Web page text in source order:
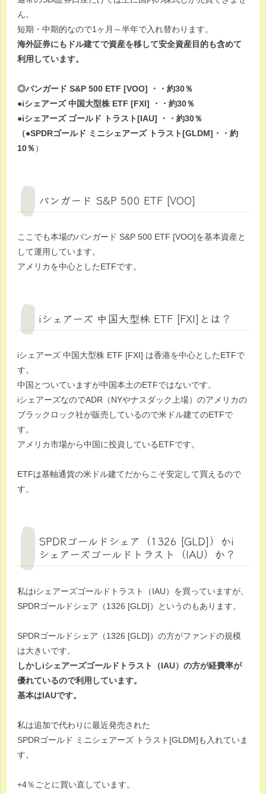
ん。
短期・中期的なので1ヶ月～半年で入れ替わります。
海外証券にもドル建てで資産を移して安全資産目的も含めて
利用しています。
◎バンガード S&P 500 ETF [VOO] ・・約30％
●iシェアーズ 中国大型株 ETF [FXI] ・・約30％
●iシェアーズ ゴールド トラスト[IAU] ・・約30％
（●SPDRゴールド ミニシェアーズ トラスト[GLDM]・・約
10％）
バンガード S&P 500 ETF [VOO]
ここでも本場のバンガード S&P 500 ETF [VOO]を基本資産と
して運用しています。
アメリカを中心としたETFです。
iシェアーズ 中国大型株 ETF [FXI]とは？
iシェアーズ 中国大型株 ETF [FXI] は香港を中心としたETFで
す。
中国とついていますが中国本土のETFではないです。
iシェアーズなのでADR（NYやナスダック上場）のアメリカの
ブラックロック社が販売しているので米ドル建てのETFで
す。
アメリカ市場から中国に投資しているETFです。
ETFは基軸通貨の米ドル建てだからこそ安定して買えるので
す。
SPDRゴールドシェア（1326 [GLD]）かi
シェアーズゴールドトラスト（IAU）か？
私はiシェアーズゴールドトラスト（IAU）を買っていますが、
SPDRゴールドシェア（1326 [GLD]）というのもあります。
SPDRゴールドシェア（1326 [GLD]）の方がファンドの規模
は大きいです。
しかしiシェアーズゴールドトラスト（IAU）の方が経費率が
優れているので利用しています。
基本はIAUです。
私は追加で代わりに最近発売された
SPDRゴールド ミニシェアーズ トラスト[GLDM]も入れていま
す。
+4％ごとに買い直しています。